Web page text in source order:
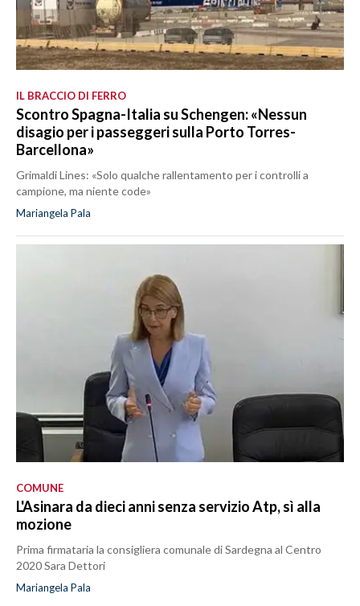
IL BRACCIO DI FERRO
Scontro Spagna-Italia su Schengen: «Nessun
disagio per i passeggeri sulla Porto Torres-
Barcellona»
Grimaldi Lines: «Solo qualche rallentamento per i controlli a
campione, ma niente code»
Mariangela Pala
COMUNE
L'Asinara da dieci anni senza servizio Atp, sì alla
mozione
Prima firmataria la consigliera comunale di Sardegna al Centro
2020 Sara Dettori
Mariangela Pala